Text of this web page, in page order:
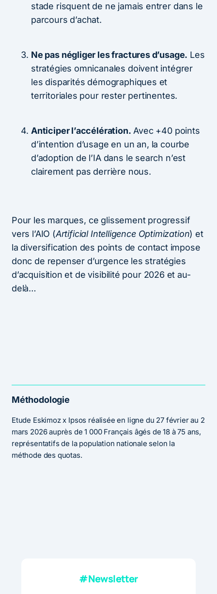
stade risquent de ne jamais entrer dans le
parcours d’achat.
Ne pas négliger les fractures d’usage. Les
stratégies omnicanales doivent intégrer
les disparités démographiques et
territoriales pour rester pertinentes.
Anticiper l’accélération. Avec +40 points
d’intention d’usage en un an, la courbe
d’adoption de l’IA dans le search n’est
clairement pas derrière nous.
Pour les marques, ce glissement progressif
vers l’AIO (Artificial Intelligence Optimization) et
la diversification des points de contact impose
donc de repenser d’urgence les stratégies
d’acquisition et de visibilité pour 2026 et au-
delà…
Méthodologie
Etude Eskimoz x Ipsos réalisée en ligne du 27 février au 2
mars 2026 auprès de 1 000 Français âgés de 18 à 75 ans,
représentatifs de la population nationale selon la
méthode des quotas.
#Newsletter